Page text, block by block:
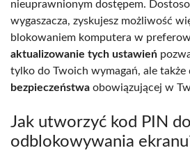
nieuprawnionym dostępem.
wygaszacza, zyskujesz możliwość
blokowaniem komputera w
aktualizowanie tych ustawień
tylko do Twoich wymagań, ale także
bezpieczeństwa obowiązującej w
Jak utworzyć kod PIN do
odblokowywania